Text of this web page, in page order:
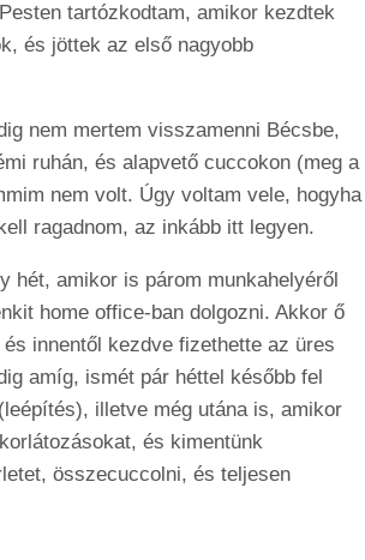
tartózkodtam, amikor kezdtek
és jöttek az első nagyobb
nem mertem visszamenni Bécsbe,
ruhán, és alapvető cuccokon (meg a
nem volt. Úgy voltam vele, hogyha
ragadnom, az inkább itt legyen.
hét, amikor is párom munkahelyéről
home office-ban dolgozni. Akkor ő
innentől kezdve fizethette az üres
amíg, ismét pár héttel később fel
illetve még utána is, amikor
és kimentünk
összecuccolni, és teljesen